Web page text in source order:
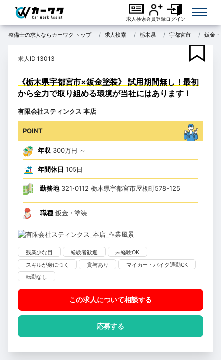
求人検索会員登録ログイン
整備士の求人ならカーワク トップ 求人検索 栃木県 宇都宮市 鈑金
求人ID 13013
《栃木県宇都宮市×鈑金塗装》 試用期間無し！最初
から全力で取り組める環境が当社にはあります！
有限会社スティンクス 本店
POINT
年収 300万円 ～
年間休日 105日
勤務地321-0112 栃木県宇都宮市屋板町578-125
職種 鈑金・塗装
残業少な目 経験者歓迎
未経験OK
スキルが身につく
賞与あり
マイカー・バイク通勤OK
転勤なし
この求人について相談する
応募する